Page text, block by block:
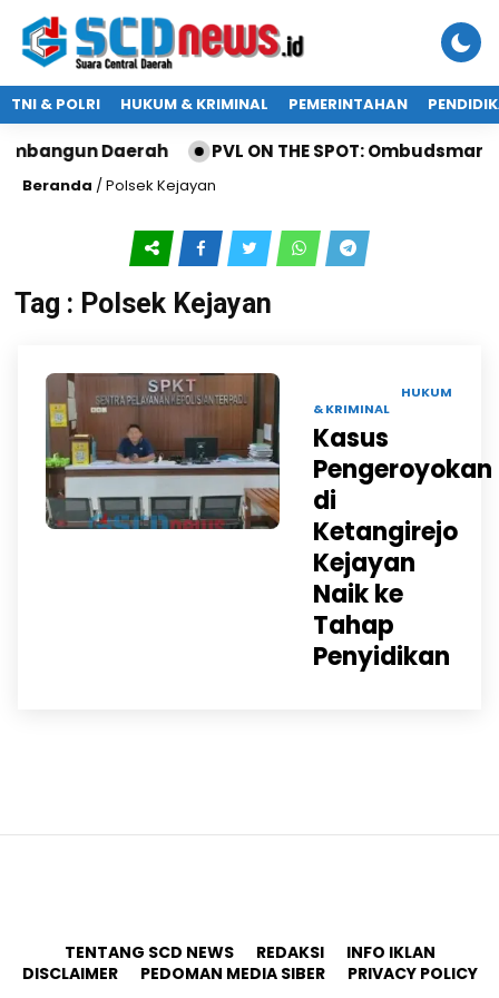
TNI & POLRI HUKUM & KRIMINAL PEMERINTAHAN
Daerah PVL ON THE SPOT:
Beranda /Polsek Kejayan
Tag : Polsek Kejayan
HUKUM
& KRIMINAL
Kasus
Pengeroyokan
di
Ketangirejo
Kejayan
Naik ke
Tahap
Penyidikan
TENTANG SCD NEWS REDAKSI
INFO IKLAN
DISCLAIMER
PEDOMAN MEDIA SIBER PRIVACY POLICY